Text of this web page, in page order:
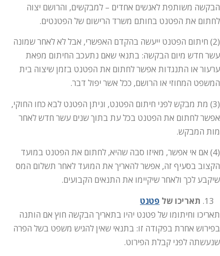
הבקשה משותפת לאנשים אחדים – למבקשים, והרושם יצוה
לחתום את הפטנט בחותם משרד הרישום של הפטנטים.
(2) חיתום הפטנט ייעשה בהקדם האפשרי, אבל לא לאחר שמונה
עשר חדש מיום הבקשה: בתנאי שאם נתעכב החיתום מפאת
ערעור או התנגדות אפשר לחתום את הפטנט בזמן שיצוה בית
המשפט המחוזי או הרושם, ככל אשר יפול דבר.
(3) מת מבקש לפני חיתום הפטנט, וניתן הפטנט לבא כחו החוקי,
אפשר לחתום את הפטנט בכל עת בתוך שנים עשר חדש לאחר
מות המבקש.
(4) אם אי אפשר, מאיזו סבה שהיא, לחתום את הפטנט במועד
הקצוב בסעיף זה, אפשר להאריך את המועד לאחר תשלום המס
שיקבע לכך ולאחר שיקיימו את התנאים הקבועים.
תאריכו של פטנט
תאריכו וחיתומו של פטנט יהיו בתאריך הבקשה חוץ אם הותנה
בפירוש אחרת בפקודה זו: בתנאי שאין להגיש משפט בשל הפרה
שנעשתה לפני קבלת הפירוט.